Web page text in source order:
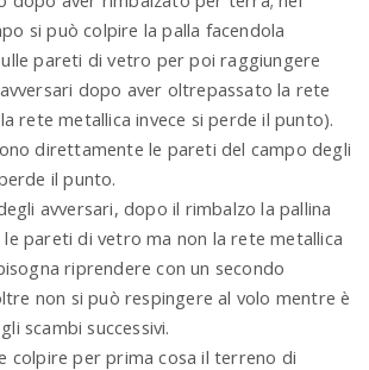
si può colpire la palla facendola
pareti di vetro per poi raggiungere
dopo aver oltrepassato la rete
rete metallica invece si perde il punto).
direttamente le pareti del campo degli
il punto.
avversari, dopo il rimbalzo la pallina
pareti di vetro ma non la rete metallica
riprendere con un secondo
non si può respingere al volo mentre è
scambi successivi.
colpire per prima cosa il terreno di